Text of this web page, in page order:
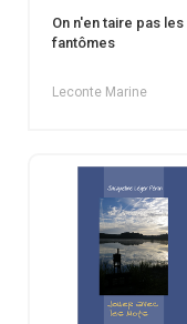
On n'en taire pas les
fantômes
Leconte Marine